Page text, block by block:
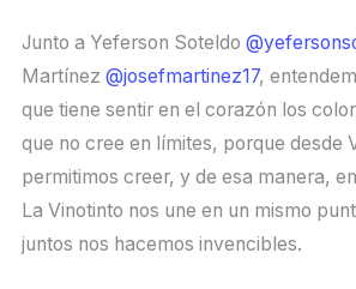
Junto a Yeferson Soteldo
Martínez @josefmartinez17,
que tiene sentir en el corazón los
que no cree en límites, porque desde
permitimos creer, y de esa manera,
La Vinotinto nos une en un mismo
juntos nos hacemos invencibles.